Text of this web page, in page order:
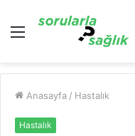
Menü
Anasayfa / Hastalık
Hastalık